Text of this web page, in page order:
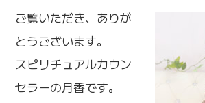
ご覧いただき、ありが
とうございます。
スピリチュアルカウン
セラーの月香です。